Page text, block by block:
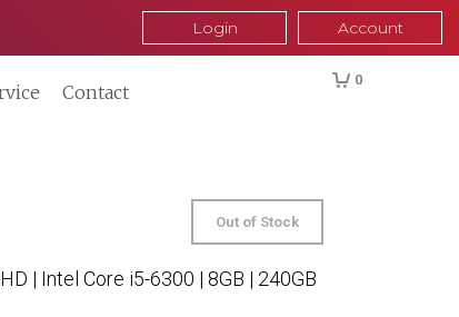
Login Account
Contact
0
Out of Stock
| Intel Core i5-6300 | 8GB | 240GB